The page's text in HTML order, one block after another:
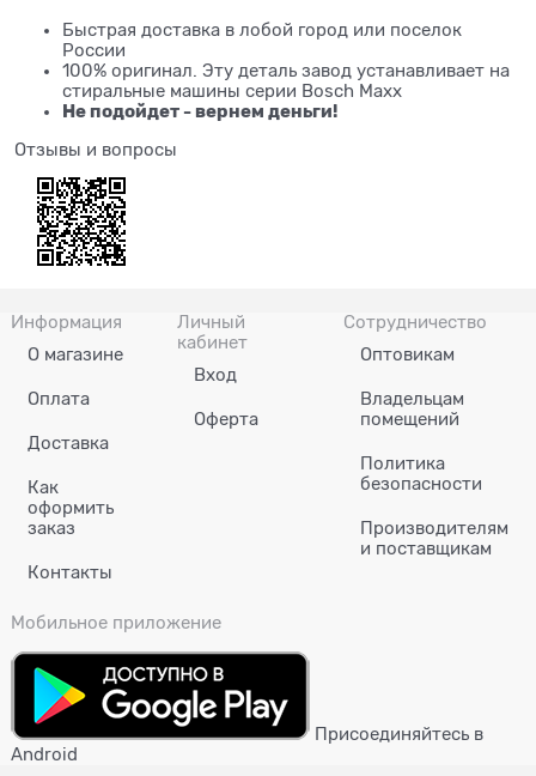
Быстрая доставка в лобой город или поселок
России
100% оригинал. Эту деталь завод устанавливает на
стиральные машины серии Bosch Maxx
Не подойдет - вернем деньги!
Отзывы и вопросы
Информация
О магазине
Оплата
Доставка
Как
оформить
заказ
Контакты
Личный
кабинет
Вход
Оферта
Сотрудничество
Оптовикам
Владельцам
помещений
Политика
безопасности
Производителям
и поставщикам
Мобильное приложение
Присоединяйтесь в
Android